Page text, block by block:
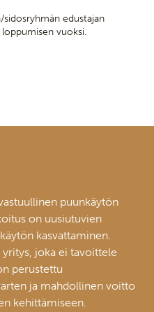
sidosryhmän edustajan
loppumisen vuoksi.
puunkäytön
on uusiutuvien
kasvattaminen.
joka ei tavoittele
perustettu
ja mahdollinen voitto
kehittämiseen.